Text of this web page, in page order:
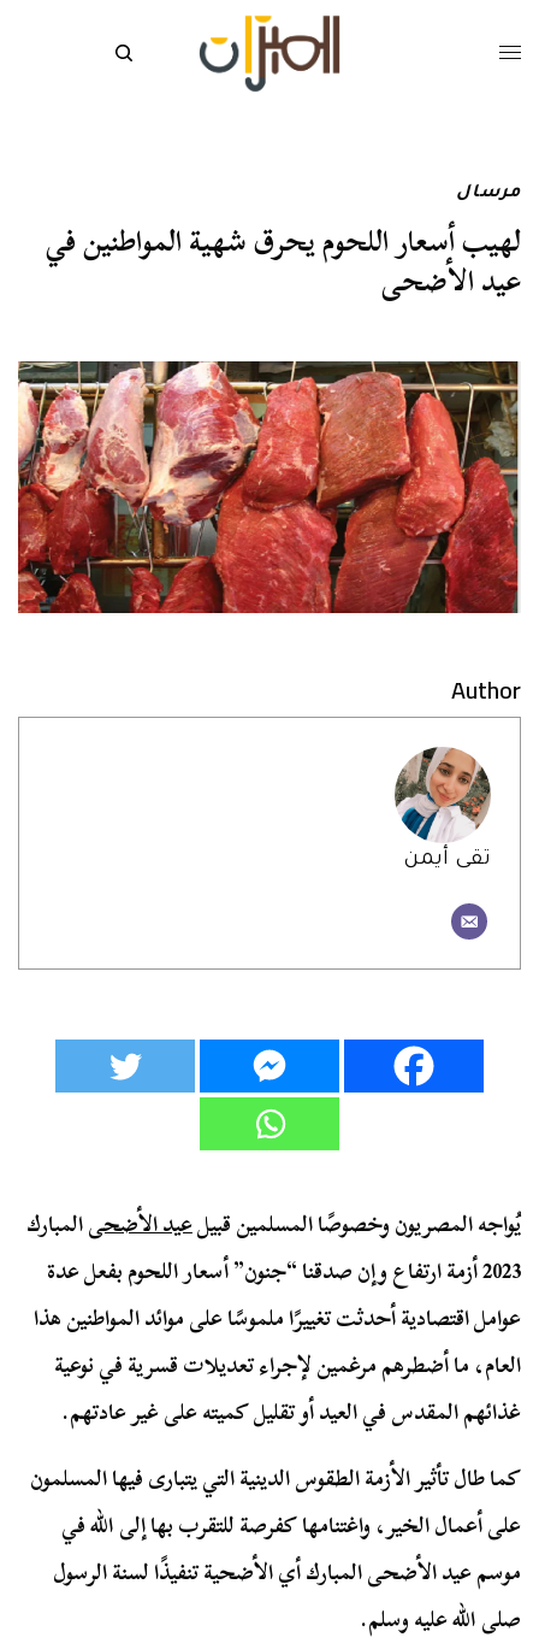
مرسال
لهيب أسعار اللحوم يحرق شهية المواطنين في
عيد الأضحى
Author
تقى أيمن
يُواجه المصريون وخصوصًا المسلمين قبيلعيد الأضحىالمبارك
2023 أزمة ارتفاع وإن صدقنا “جنون” أسعار اللحوم بفعل عدة
عوامل اقتصادية أحدثت تغييرًا ملموسًا على موائد المواطنين هذا
العام، ما أضطرهم مرغمين لإجراء تعديلات قسرية في نوعية
غذائهم المقدس في العيد أو تقليل كميته على غير عادتهم.
كما طال تأثير الأزمة الطقوس الدينية التي يتبارى فيها المسلمون
على أعمال الخير، واغتنامها كفرصة للتقرب بها إلى الله في
موسم عيد الأضحى المبارك أي الأضحية تنفيذًا لسنة الرسول
صلى الله عليه وسلم.